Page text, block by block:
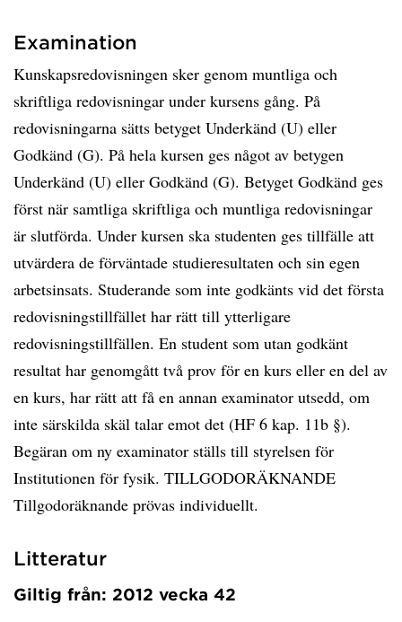
Examination
Kunskapsredovisningen sker genom muntliga och
skriftliga redovisningar under kursens gång. På
redovisningarna sätts betyget Underkänd (U) eller
Godkänd (G). På hela kursen ges något av betygen
Underkänd (U) eller Godkänd (G). Betyget Godkänd ges
först när samtliga skriftliga och muntliga redovisningar
är slutförda. Under kursen ska studenten ges tillfälle att
utvärdera de förväntade studieresultaten och sin egen
arbetsinsats. Studerande som inte godkänts vid det första
redovisningstillfället har rätt till ytterligare
redovisningstillfällen. En student som utan godkänt
resultat har genomgått två prov för en kurs eller en del av
en kurs, har rätt att få en annan examinator utsedd, om
inte särskilda skäl talar emot det (HF 6 kap. 11b §).
Begäran om ny examinator ställs till styrelsen för
Institutionen för fysik. TILLGODORÄKNANDE
Tillgodoräknande prövas individuellt.
Litteratur
Giltig från: 2012 vecka 42